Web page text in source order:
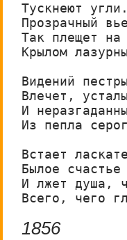
Тускнеют
Прозрачный
Так плещет на
Крылом
Видений
Влечет,
И
Из пепла
Встает
Былое
И лжет душа,
Всего, чего
1856